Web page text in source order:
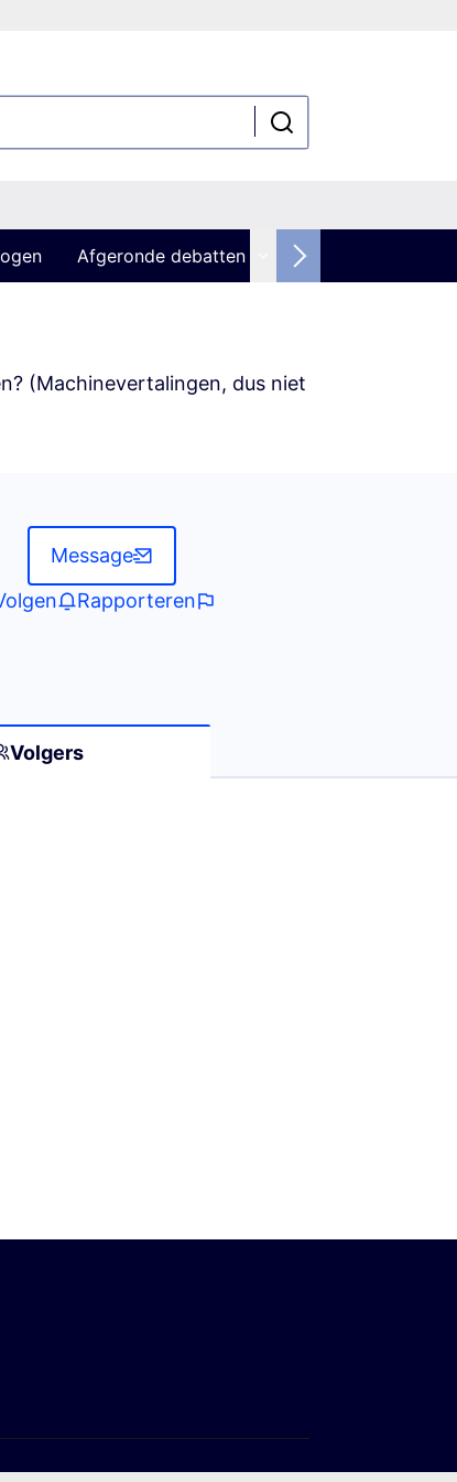
Afgeronde debatten
(Machinevertalingen, dus niet
Message
Rapporteren
Volgers